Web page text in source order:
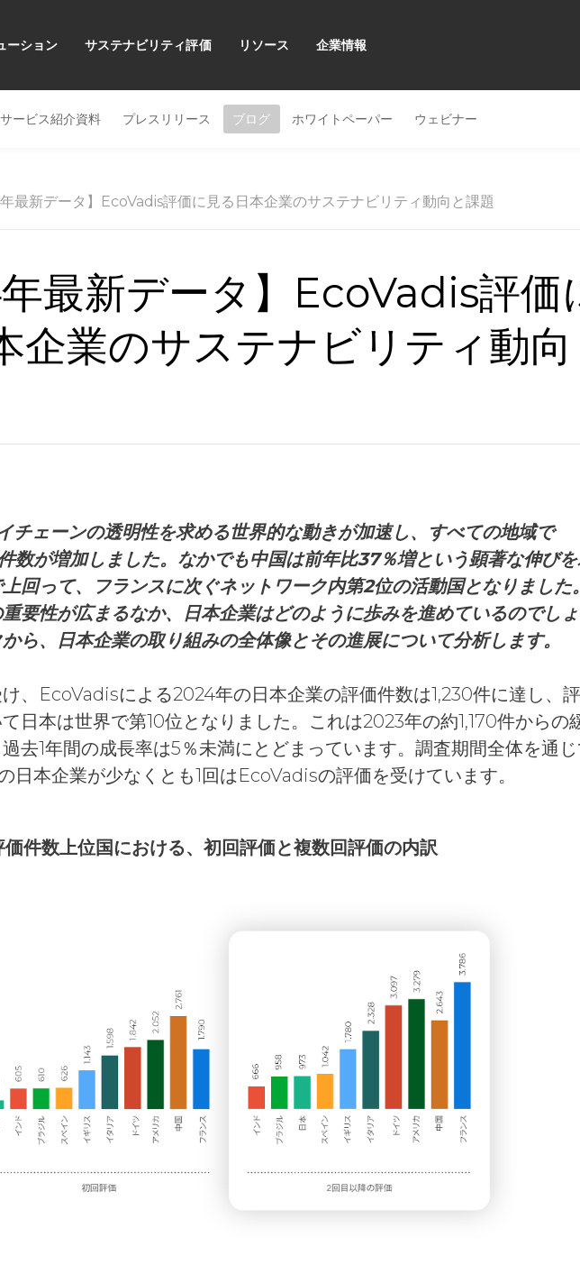
ーション サステナビリティ評価 リソース 企業情報
サービス紹介資料 プレスリリース ブログ ホワイトペーパー ウェビナー
最新データ】EcoVadis評価に見る日本企業のサステナビリティ動向と課題
年最新データ】EcoVadis評価
企業のサステナビリティ動向
チェーンの透明性を求める世界的な動きが加速し、すべての地域で
数が増加しました。なかでも中国は前年比37％増という顕著な伸び
回って、フランスに次ぐネットワーク内第2位の活動国となりました
要性が広まるなか、日本企業はどのように歩みを進めているのでし
ら、日本企業の取り組みの全体像とその進展について分析します。
、EcoVadisによる2024年の日本企業の評価件数は1,230件に達し、
日本は世界で第10位となりました。これは2023年の約1,170件からの
去1年間の成長率は5％未満にとどまっています。調査期間全体を通じ
日本企業が少なくとも1回はEcoVadisの評価を受けています。
件数上位国における、初回評価と複数回評価の内訳